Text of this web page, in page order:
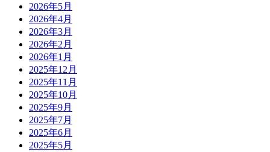
2026年5月
2026年4月
2026年3月
2026年2月
2026年1月
2025年12月
2025年11月
2025年10月
2025年9月
2025年7月
2025年6月
2025年5月